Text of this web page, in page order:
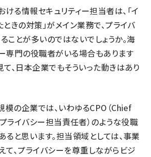
ける情報セキュリティー担当者は、「イ
きの対策」がメイン業務で、プライバ
ことが多いのではないでしょうか。海
専門の役職者がいる場合もあります
、日本企業でもそういった動きはあり
模の企業では、いわゆるCPO（Chief
ライバシー担当責任者）のような役職
ると思います。担当領域としては、事業
て、プライバシーを尊重しながらビジ